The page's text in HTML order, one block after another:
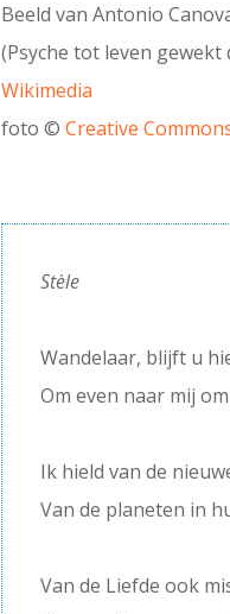
Beeld van Antonio
(Psyche tot leven gewekt
Wikimedia
foto ©Creative
Stèle
Wandelaar, blijft u
Om even naar mij
Ik hield van de
Van de planeten in
Van de Liefde ook